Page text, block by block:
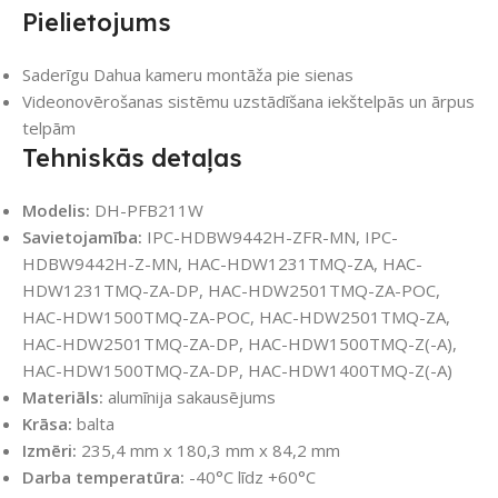
Pielietojums
Saderīgu Dahua kameru montāža pie sienas
Videonovērošanas sistēmu uzstādīšana iekštelpās un ārpus
telpām
Tehniskās detaļas
Modelis: DH-PFB211W
Savietojamība: IPC-HDBW9442H-ZFR-MN, IPC-
HDBW9442H-Z-MN, HAC-HDW1231TMQ-ZA, HAC-
HDW1231TMQ-ZA-DP, HAC-HDW2501TMQ-ZA-POC,
HAC-HDW1500TMQ-ZA-POC, HAC-HDW2501TMQ-ZA,
HAC-HDW2501TMQ-ZA-DP, HAC-HDW1500TMQ-Z(-A),
HAC-HDW1500TMQ-ZA-DP, HAC-HDW1400TMQ-Z(-A)
Materiāls: alumīnija sakausējums
Krāsa: balta
Izmēri: 235,4 mm x 180,3 mm x 84,2 mm
Darba temperatūra: -40°C līdz +60°C